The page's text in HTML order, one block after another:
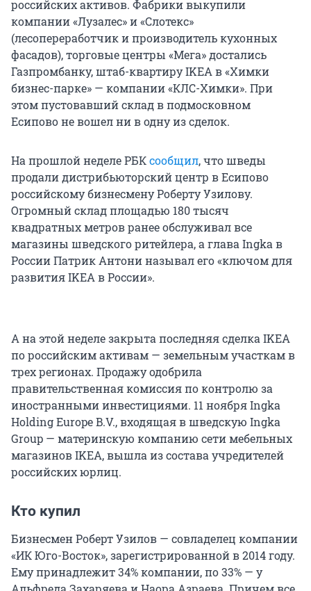
российских активов. Фабрики выкупили
компании «Лузалес» и «Слотекс»
(лесопереработчик и производитель кухонных
фасадов), торговые центры «Мега» достались
Газпромбанку, штаб-квартиру IKEA в «Химки
бизнес-парке» — компании «КЛС-Химки». При
этом пустовавший склад в подмосковном
Есипово не вошел ни в одну из сделок.
На прошлой неделе РБКсообщил, что шведы
продали дистрибьюторский центр в Есипово
российскому бизнесмену Роберту Узилову.
Огромный склад площадью 180 тысяч
квадратных метров ранее обслуживал все
магазины шведского ритейлера, а глава Ingka в
России Патрик Антони называл его «ключом для
развития IKEA в России».
А на этой неделе закрыта последняя сделка IKEA
по российским активам — земельным участкам в
трех регионах. Продажу одобрила
правительственная комиссия по контролю за
иностранными инвестициями. 11 ноября Ingka
Holding Europe B.V., входящая в шведскую Ingka
Group — материнскую компанию сети мебельных
магазинов IKEA, вышла из состава учредителей
российских юрлиц.
Кто купил
Бизнесмен Роберт Узилов — совладелец компании
«ИК Юго-Восток», зарегистрированной в 2014 году.
Ему принадлежит 34% компании, по 33% — у